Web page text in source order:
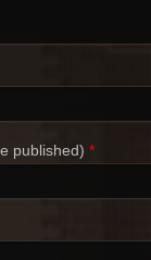
published) *